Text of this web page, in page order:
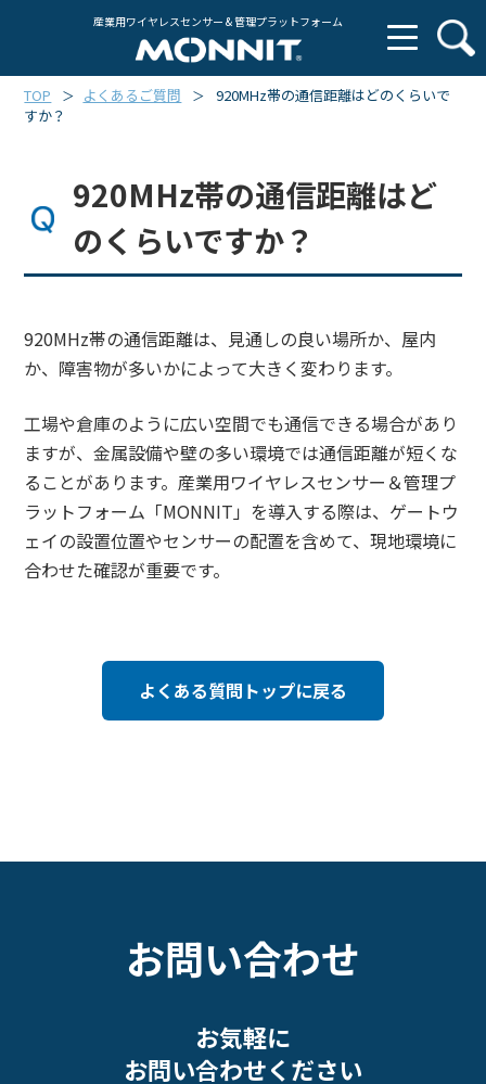
産業用ワイヤレスセンサー & 管理プラットフォーム
TOP ＞ よくあるご質問 ＞
920MHz帯の通信距離はどのくらいで
すか？
920MHz帯の通信距離はど
のくらいですか？
920MHz帯の通信距離は、見通しの良い場所か、屋内
か、障害物が多いかによって大きく変わります。
工場や倉庫のように広い空間でも通信できる場合があり
ますが、金属設備や壁の多い環境では通信距離が短くな
ることがあります。産業用ワイヤレスセンサー＆管理プ
ラットフォーム「MONNIT」を導入する際は、ゲートウ
ェイの設置位置やセンサーの配置を含めて、現地環境に
合わせた確認が重要です。
よくある質問トップに戻る
お問い合わせ
お気軽に
お問い合わせください